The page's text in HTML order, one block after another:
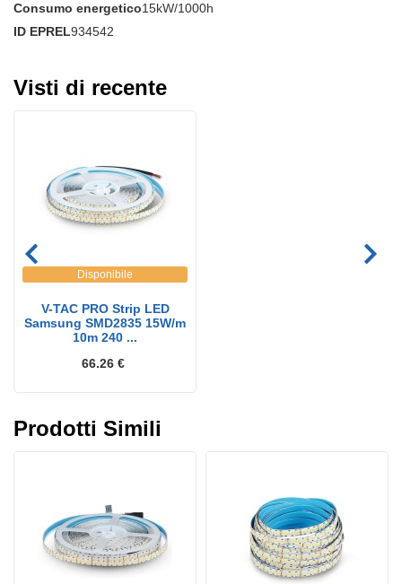
Consumo energetico15kW/1000h
ID EPREL934542
Visti di recente
Disponibile
V-TAC PRO Strip LED
Samsung SMD2835 15W/m
10m 240 ...
66.26 €
Prodotti Simili